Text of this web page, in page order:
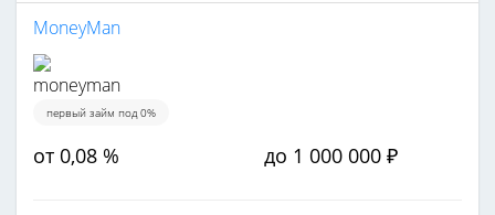
MoneyMan
первый займ под 0%
от 0,08 % до 1 000 000 ₽